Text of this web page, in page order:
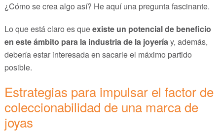
¿Cómo se crea algo así? He aquí una pregunta fascinante.
Lo que está claro es queexiste un potencial de beneficio
en este ámbito para la industria de la joyeríay, además,
debería estar interesada en sacarle el máximo partido
posible.
Estrategias para impulsar el factor de
coleccionabilidad de una marca de
joyas